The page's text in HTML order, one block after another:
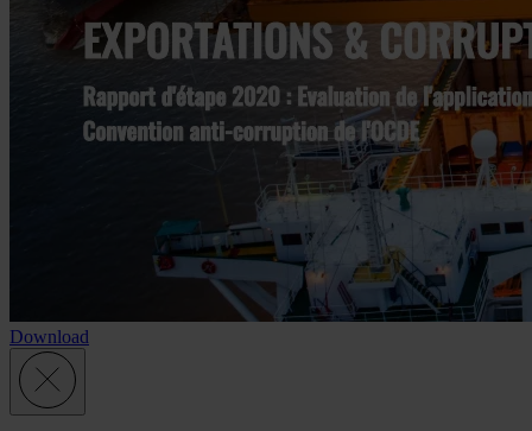
Download